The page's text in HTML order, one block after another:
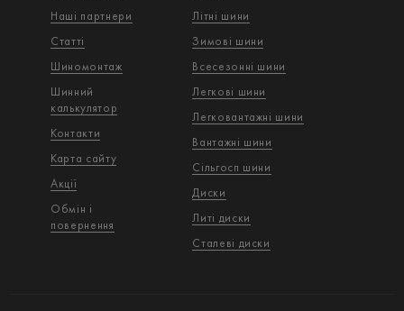
Наші партнери
Статті
Шиномонтаж
Шинний
калькулятор
Контакти
Карта сайту
Акції
Обмін і
повернення
Літні шини
Зимові шини
Всесезонні шини
Легкові шини
Легковантажнi шини
Вантажнi шини
Сільгосп шини
Диски
Литі диски
Сталеві диски